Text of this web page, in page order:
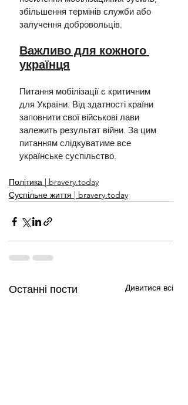
збільшення термінів служби або
залучення добровольців.
Важливо для кожного
українця
Питання мобілізації є критичним
для України. Від здатності країни
заповнити свої військові лави
залежить результат війни. За цим
питанням слідкуватиме все
українське суспільство.
Політика | bravery.today
Суспільне життя | bravery.today
Останні пости Дивитися всі